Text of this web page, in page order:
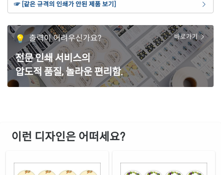
연노란색 모조
CL580Y-FA010잉크젯, 레이저 겸용
갈색 크라프트
CL580KR-FA010잉크젯, 레이저 겸용
재질 설명
파란색 모조
CL580TB-FA010 잉크젯, 레이저 겸용
재질 설명
CL580TG-FA010
잉크젯, 레이저 겸용
☞ [같은 규격의 인쇄가 안된 제품 보기]
출력이 어려우신가요?
전문 인쇄 서비스의
압도적 품질, 놀라운 편리함.
바로가기
이런 디자인은 어떠세요?